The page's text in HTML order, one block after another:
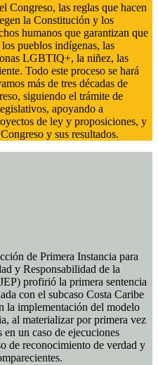
Congreso, las reglas que hacen
la Constitución y los
humanos que garantizan que
pueblos indígenas, las
LGBTIQ+, la niñez, las
Todo este proceso se hará
más de tres décadas de
siguiendo el trámite de
apoyando a
de ley y proposiciones, y
y sus resultados.
de Primera Instancia para
y Responsabilidad de la
profirió la primera sentencia
con el subcaso Costa Caribe
la implementación del modelo
al materializar por primera vez
un caso de ejecuciones
de reconocimiento de verdad y